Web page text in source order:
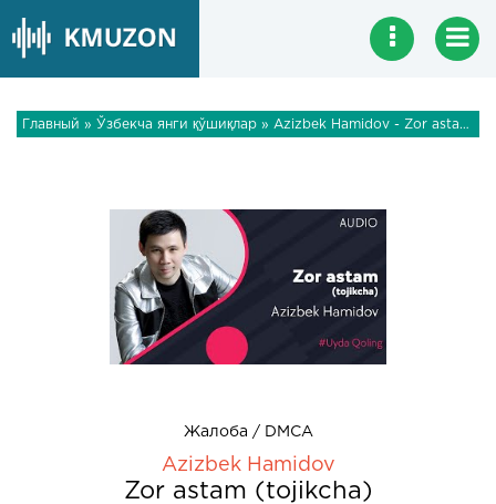
Главный » Ўзбекча янги қўшиқлар » Azizbek Hamidov - Zor astam (tojikcha)
Жалоба / DMCA
Azizbek Hamidov
Zor astam (tojikcha)